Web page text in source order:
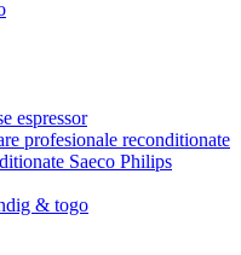
espressor
profesionale reconditionate
Saeco Philips
& togo